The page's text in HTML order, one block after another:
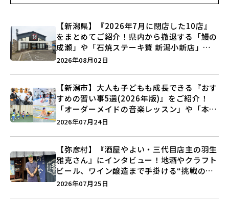
【新潟県】『2026年7月に閉店した10店』
をまとめてご紹介！県内から撤退する「鰻の
成瀬」や「石焼ステーキ贅 新潟小新店」が
営業に幕…。
2026年08月02日
【新潟市】大人も子どもも成長できる『おす
すめの習い事5選(2026年版)』をご紹介！
「オーダーメイドの音楽レッスン」や「本格
キックボクシング」で新しい自分を見つけよ
2026年07月24日
【弥彦村】『酒屋やよい・三代目店主の羽生
雅克さん』にインタビュー！地酒やクラフト
ビール、ワイン醸造まで手掛ける“挑戦の歴
史”に迫る♪
2026年07月25日